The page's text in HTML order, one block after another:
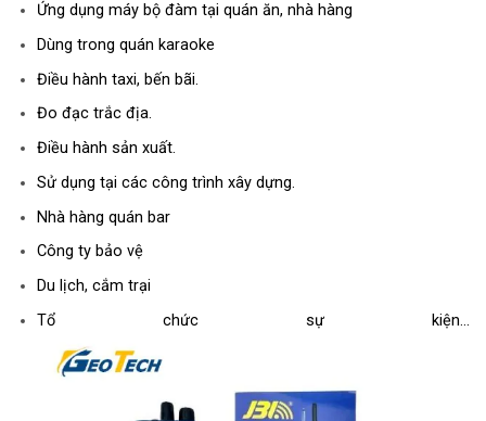
Ứng dụng máy bộ đàm tại quán ăn, nhà hàng
Dùng trong quán karaoke
Điều hành taxi, bến bãi.
Đo đạc trắc địa.
Điều hành sản xuất.
Sử dụng tại các công trình xây dựng.
Nhà hàng quán bar
Công ty bảo vệ
Du lịch, cắm trại
Tổ chức sự kiện…